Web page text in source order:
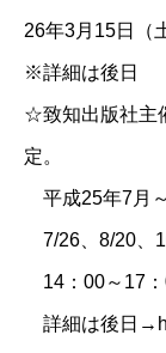
26年3月15日（
※詳細は後日
☆致知出版社主
定。
平成25年7月
7/26、8/20、
14：00～17
詳細は後日